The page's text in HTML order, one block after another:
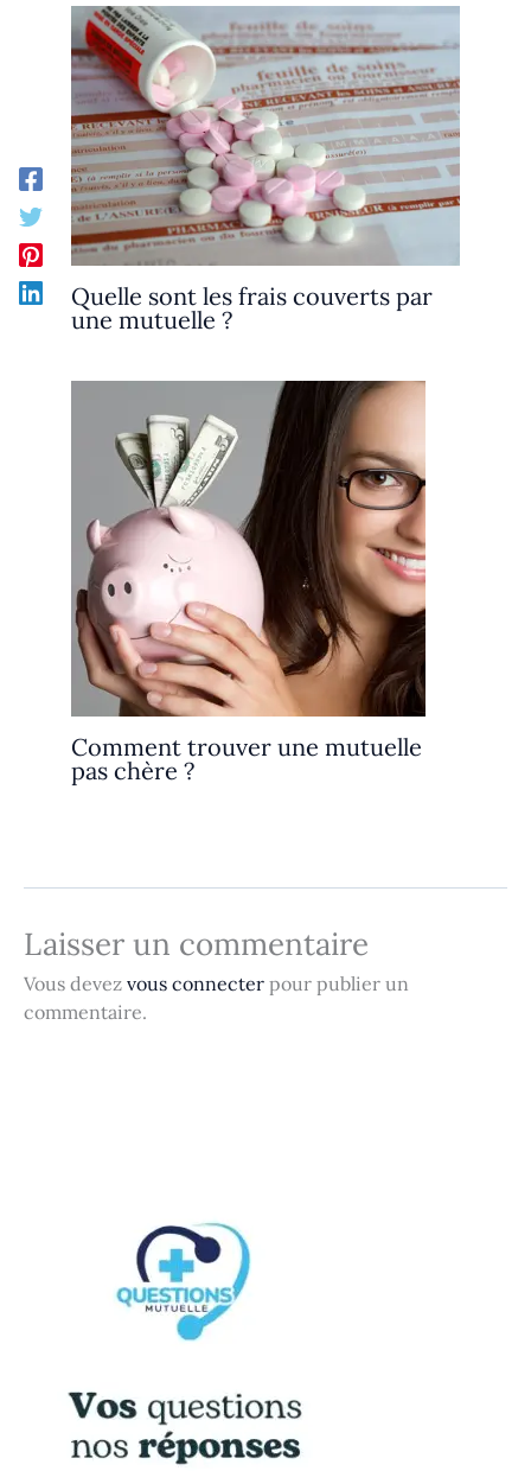
Quelle sont les frais couverts par
une mutuelle ?
Comment trouver une mutuelle
pas chère ?
Laisser un commentaire
Vous devez vous connecter pour publier un
commentaire.